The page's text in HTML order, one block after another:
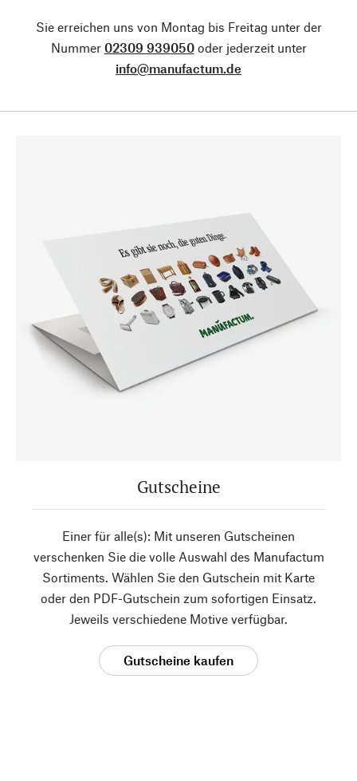
Sie erreichen uns von Montag bis Freitag unter der
Nummer 02309 939050oder jederzeit unter
info@manufactum.de
Gutscheine
Einer für alle(s): Mit unseren Gutscheinen
verschenken Sie die volle Auswahl des Manufactum
Sortiments. Wählen Sie den Gutschein mit Karte
oder den PDF-Gutschein zum sofortigen Einsatz.
Jeweils verschiedene Motive verfügbar.
Gutscheine kaufen